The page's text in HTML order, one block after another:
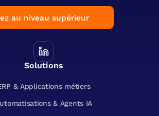
au niveau supérieur
Solutions
& Applications métiers
& Agents IA